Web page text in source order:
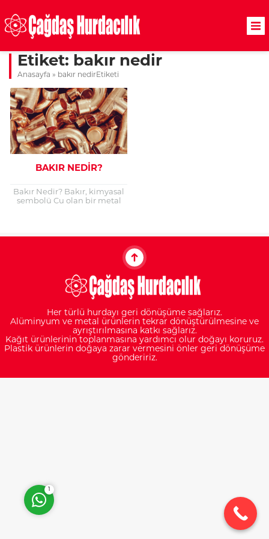
Etiket: bakır nedir
Anasayfa » bakır nedirEtiketi
BAKIR NEDIR?
Bakır Nedir? Bakır, kimyasal
sembolü Cu olan bir metal
insanlar...
1
Her türlü hurdayı geri dönüşüme sağlarız.
Alüminyum ve metal ürünlerin tekrar dönüştürülmesine ve
ayrıştırılmasına katkı sağlarız.
Kağıt ürünlerinin toplanmasına yardımcı olur doğayı koruruz.
Plastik ürünlerin doğaya zarar vermesini önler geri dönüşüme
göndeririz.